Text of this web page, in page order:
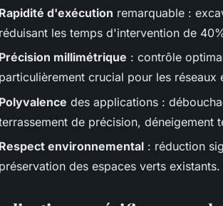
Rapidité d'exécution remarquable :
réduisant les temps d'intervention de
Précision millimétrique : contrôle
particulièrement crucial pour les réseaux
Polyvalence des applications :
de précision, déneigement
Respect environnemental : réduction
préservation des espaces verts existants.